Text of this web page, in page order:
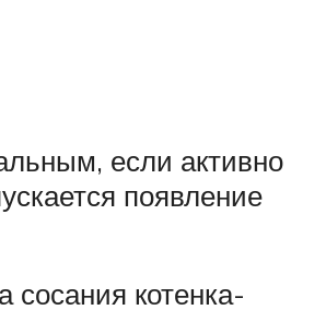
если активно
появление
сосания котенка-